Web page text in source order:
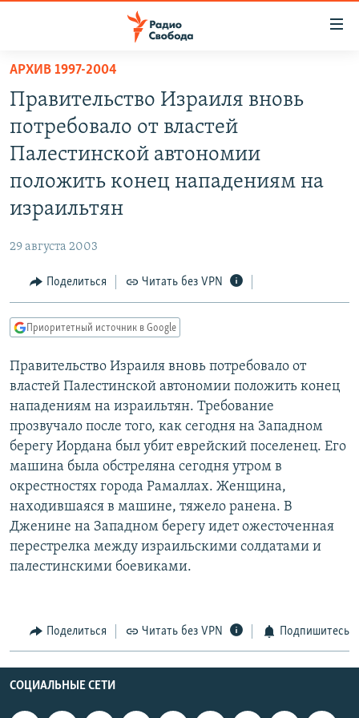
упрощенного
доступа
основному
содержанию
главной
навигации
Вернутся
поиску
ПОДКАСТЫ
АВТОРСКИЕ ПРОЕКТЫ
МНЕНИЯ
IDEL.РЕАЛИИ
КАВКАЗ.РЕАЛИИ
СЕВЕР.РЕАЛИИ
РАСПИСАНИЕ ВЕЩАНИЯ
ПОДПИШИТЕСЬ НА РАССЫЛКУ
СОЦИАЛЬНЫЕ СЕТИ
Все сайты РСЕ/РС
АРХИВ 1997-2004
Правительство Израиля вновь
потребовало от властей
Палестинской автономии
положить конец нападениям на
израильтян
29 августа 2003
Поделиться Читать без VPN
Приоритетный источник в Google
Правительство Израиля вновь потребовало от
властей Палестинской автономии положить конец
нападениям на израильтян. Требование
прозвучало после того, как сегодня на Западном
берегу Иордана был убит еврейский поселенец. Его
машина была обстреляна сегодня утром в
окрестностях города Рамаллах. Женщина,
находившаяся в машине, тяжело ранена. В
Дженине на Западном берегу идет ожесточенная
перестрелка между израильскими солдатами и
палестинскими боевиками.
Поделиться Читать без VPN Подпишитесь
СОЦИАЛЬНЫЕ СЕТИ